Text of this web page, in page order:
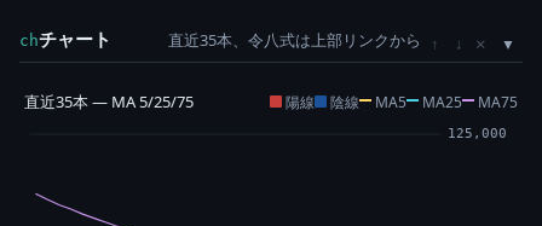
chチャート 直近35本、令八式は上部リンクから ↑ ↓ ×
直近35本 — MA 5/25/75 陽線 陰線 MA5 MA25 MA75
125,000